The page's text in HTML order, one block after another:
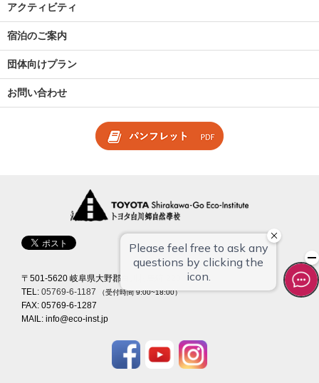
アクティビティ
宿泊のご案内
団体向けプラン
お問い合わせ
〒501-5620 岐阜県大野郡白川村馬狩 223
TEL: 05769-6-1187 （受付時間 9:00~18:00）
FAX: 05769-6-1287
MAIL: info@eco-inst.jp